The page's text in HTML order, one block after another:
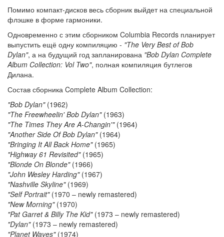
Помимо компакт-дисков весь сборник выйдет на специальной
флэшке в форме гармоники.
Одновременно с этим сборником Columbia Records планирует
выпустить ещё одну компиляцию - "The Very Best of Bob
Dylan", а на будущий год запланирована "Bob Dylan Complete
Album Collection: Vol Two", полная компиляция бутлегов
Дилана.
Состав сборника Complete Album Collection:
"Bob Dylan"(1962)
"The Freewheelin' Bob Dylan"(1963)
"The Times They Are A-Changin'"(1964)
"Another Side Of Bob Dylan"(1964)
"Bringing It All Back Home"(1965)
"Highway 61 Revisited"(1965)
"Blonde On Blonde"(1966)
"John Wesley Harding"(1967)
"Nashville Skyline"(1969)
"Self Portrait"(1970 – newly remastered)
"New Morning"(1970)
"Pat Garret & Billy The Kid"(1973 – newly remastered)
"Dylan"(1973 – newly remastered)
"Planet Waves"(1974)